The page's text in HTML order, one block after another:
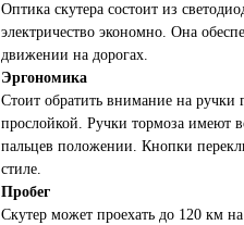
Оптика скутера состоит из
электричество экономно. Она
движении на дорогах.
Эргономика
Стоит обратить внимание на ручки
прослойкой. Ручки тормоза имеют
пальцев положении. Кнопки
стиле.
Пробег
Скутер может проехать до 120 км